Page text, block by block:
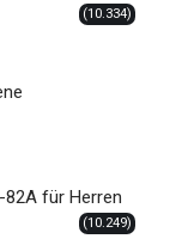
(10.334)
82A für Herren
(10.249)